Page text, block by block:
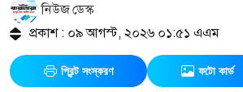
নিউজ ডেস্ক
প্রকাশ : ০৯ আগস্ট, ২০২৬ ০১:৫১ এএম
প্রিন্ট সংস্করণ ফটো কার্ড